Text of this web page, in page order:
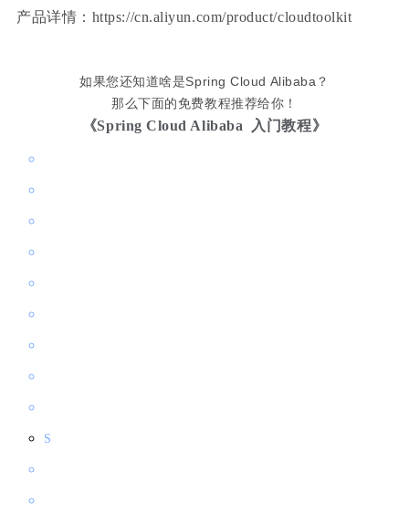
产品详情：https://cn.aliyun.com/product/cloudtoolkit
如果您还知道啥是Spring Cloud Alibaba？
那么下面的免费教程推荐给你！
《Spring Cloud Alibaba 入门教程》
S